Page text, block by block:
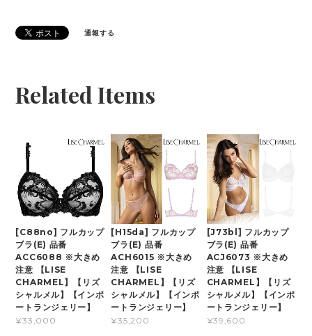
通報する
Related Items
[C88no] フルカップ
ブラ(E) 品番
ACC6088 ※大きめ
注意 【LISE
CHARMEL】【リズ
シャルメル】【インポ
ートランジェリー】
¥33,000
[H15da] フルカップ
ブラ(E) 品番
ACH6015 ※大きめ
注意 【LISE
CHARMEL】【リズ
シャルメル】【インポ
ートランジェリー】
¥35,200
[J73bl] フルカップ
ブラ(E) 品番
ACJ6073 ※大きめ
注意 【LISE
CHARMEL】【リズ
シャルメル】【インポ
ートランジェリー】
¥39,600